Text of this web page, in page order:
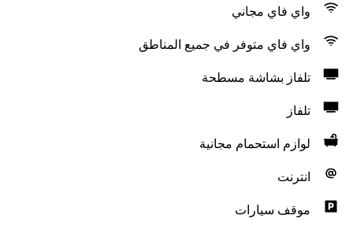
واي فاي مجاني
واي فاي متوفر في جميع المناطق
تلفاز بشاشة مسطحة
تلفاز
لوازم استحمام مجانية
انترنت
موقف سيارات